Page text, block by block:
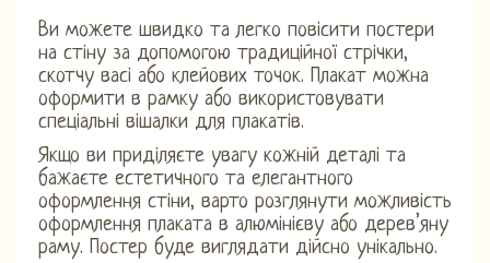
Ви можете швидко та легко повісити постери
на стіну за допомогою традиційної стрічки,
скотчу васі або клейових точок. Плакат можна
оформити в рамку або використовувати
спеціальні вішалки для плакатів.
Якщо ви приділяєте увагу кожній деталі та
бажаєте естетичного та елегантного
оформлення стіни, варто розглянути можливість
оформлення плаката в алюмінієву або дерев’яну
раму. Постер буде виглядати дійсно унікально.